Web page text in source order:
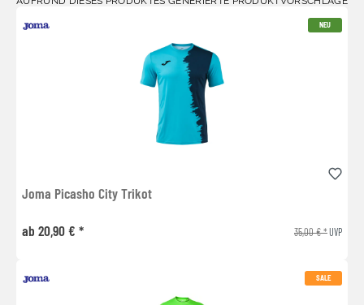
NEU
Joma Picasho City Trikot
ab 20,90 € * 35,00 € *UVP
SALE